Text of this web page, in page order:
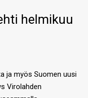
helmikuu
ja myös Suomen uusi
Virolahden